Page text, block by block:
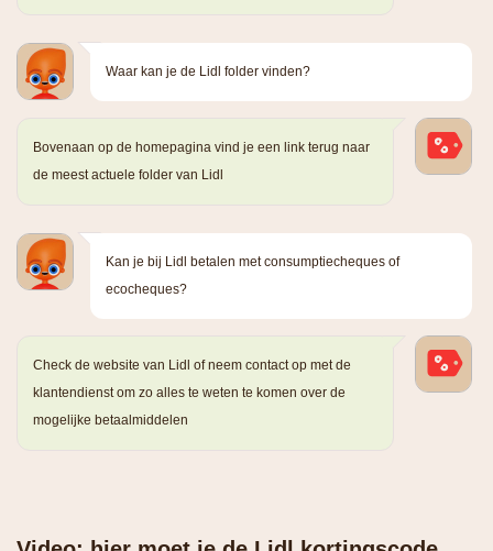
Waar kan je de Lidl folder vinden?
Bovenaan op de homepagina vind je een link terug naar
de meest actuele folder van Lidl
Kan je bij Lidl betalen met consumptiecheques of
ecocheques?
Check de website van Lidl of neem contact op met de
klantendienst om zo alles te weten te komen over de
mogelijke betaalmiddelen